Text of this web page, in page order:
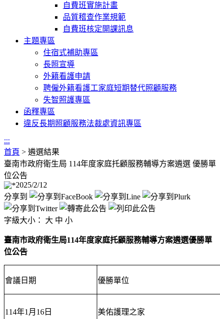
自費班實施計畫
品質稽查作業規範
自費班核定開課訊息
主題專區
住宿式補助專區
長照宣導
外籍看護申請
聘僱外籍看護工家庭短期替代照顧服務
失智照護專區
函釋專區
違反長期照顧服務法裁處資訊專區
:::
首頁 > 遴選結果
臺南市政府衛生局 114年度家庭托顧服務輔導方案遴選 優勝單
位公告
2025/2/12
分享到
字級大小： 大 中 小
臺南市政府衛生局114年度家庭托顧服務輔導方案遴選優勝單
位公告
會議日期 優勝單位
114年1月16日 美佑護理之家